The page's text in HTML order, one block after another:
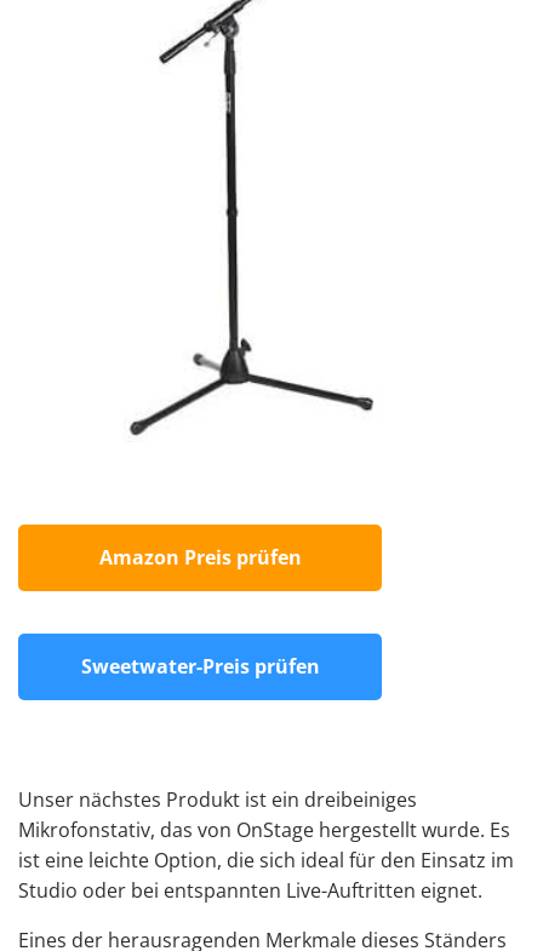
Amazon Preis prüfen
Sweetwater-Preis prüfen
Unser nächstes Produkt ist ein dreibeiniges
Mikrofonstativ, das von OnStage hergestellt wurde. Es
ist eine leichte Option, die sich ideal für den Einsatz im
Studio oder bei entspannten Live-Auftritten eignet.
Eines der herausragenden Merkmale dieses Ständers